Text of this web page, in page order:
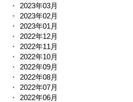
2023年03月
2023年02月
2023年01月
2022年12月
2022年11月
2022年10月
2022年09月
2022年08月
2022年07月
2022年06月